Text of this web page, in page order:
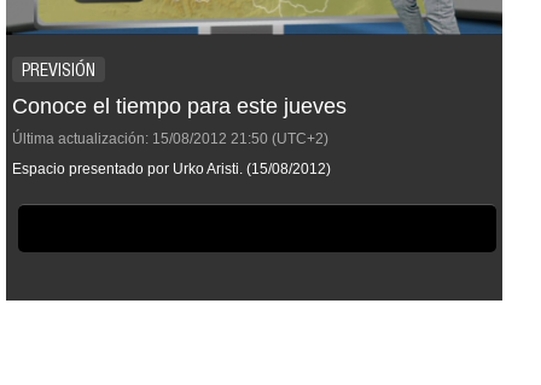
PREVISIÓN
Conoce el tiempo para este jueves
Última actualización: 15/08/2012 21:50 (UTC+2)
Espacio presentado por Urko Aristi. (15/08/2012)